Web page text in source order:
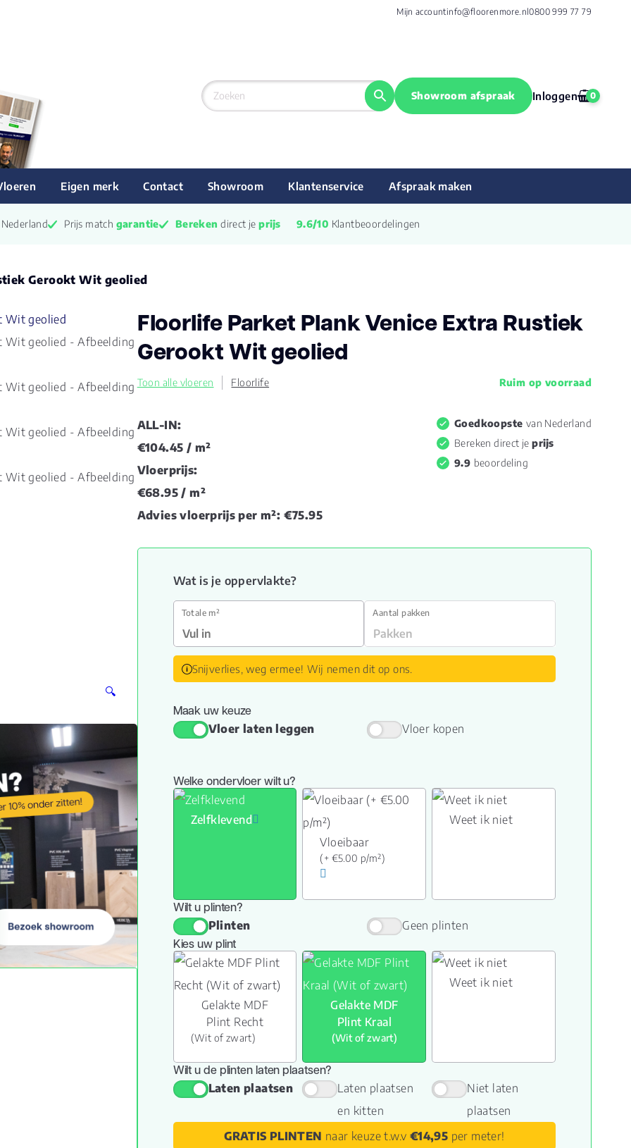
Mijn accountinfo@floorenmore.nl0800 999 77 79
Showroom afspraak Inloggen 0
Eigen merk Contact Showroom Klantenservice Afspraak maken
Prijs match garantie Bereken direct je prijs 9.6/10 Klantbeoordelingen
Gerookt Wit geolied
🔍
Floorlife Parket Plank Venice Extra Rustiek
Gerookt Wit geolied
Toon alle vloeren Floorlife Ruim op voorraad
ALL-IN:
€104.45 / m²
Vloerprijs:
€68.95/ m²
Advies vloerprijs per m²: €75.95
Goedkoopste van Nederland
Bereken direct jeprijs
9.9 beoordeling
Wat is je oppervlakte?
Totale m² Aantal pakken
Snijverlies, weg ermee! Wij nemen dit op ons.
Maak uw keuze
Vloer laten leggen Vloer kopen
Welke ondervloer wilt u?
Zelfklevend
Vloeibaar
(+ €5.00 p/m²)
Weet ik niet
Wilt u plinten?
Plinten Geen plinten
Kies uw plint
Gelakte MDF
Plint Recht
(Wit of zwart)
Gelakte MDF
Plint Kraal
(Wit of zwart)
Weet ik niet
Wilt u de plinten laten plaatsen?
Laten plaatsen
Laten plaatsen
en kitten
Niet laten
plaatsen
GRATIS PLINTEN naar keuze t.w.v €14,95 per meter!